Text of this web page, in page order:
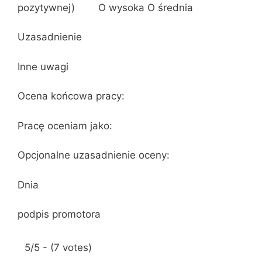
pozytywnej) O wysoka O średnia
Uzasadnienie
Inne uwagi
Ocena końcowa pracy:
Pracę oceniam jako:
Opcjonalne uzasadnienie oceny:
Dnia
podpis promotora
5/5 - (7 votes)